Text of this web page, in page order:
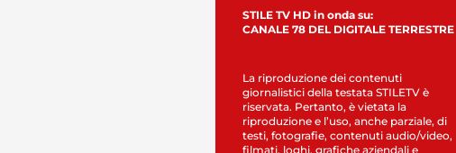
STILE TV HD in onda su:
CANALE 78 DEL DIGITALE TERRESTRE
La riproduzione dei contenuti
giornalistici della testata STILETV è
riservata. Pertanto, è vietata la
riproduzione e l’uso, anche parziale, di
testi, fotografie, contenuti audio/video,
filmati, loghi, grafiche aziendali e